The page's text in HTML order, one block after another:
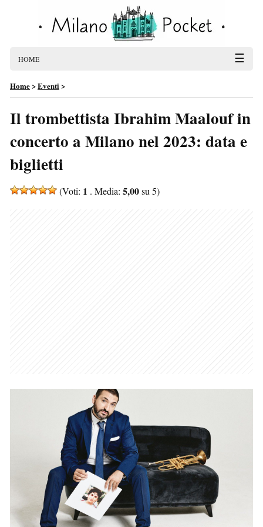
HOME ☰
Home>Eventi>
Il trombettista Ibrahim Maalouf in
concerto a Milano nel 2023: data e
biglietti
(Voti: 1 . Media: 5,00su 5)